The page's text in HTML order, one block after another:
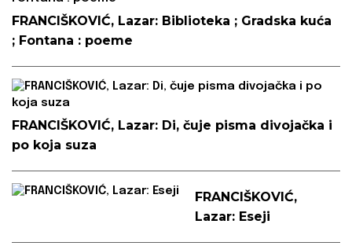
FRANCIŠKOVIĆ, Lazar: Biblioteka ; Gradska kuća
; Fontana : poeme
FRANCIŠKOVIĆ, Lazar: Di, čuje pisma divojačka i
po koja suza
FRANCIŠKOVIĆ,
Lazar: Eseji